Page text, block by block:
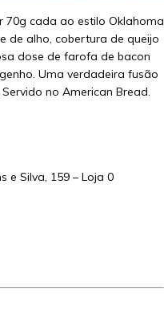
70g cada ao estilo Oklahoma
de alho, cobertura de queijo
dose de farofa de bacon
Uma verdadeira fusão
no American Bread.
e Silva, 159 – Loja 0